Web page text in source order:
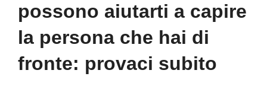
possono aiutarti a capire
la persona che hai di
fronte: provaci subito